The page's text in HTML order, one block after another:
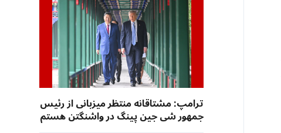
ترامپ: مشتاقانه منتظر میزبانی از رئیس
جمهور شی جین پینگ در واشنگتن هستم